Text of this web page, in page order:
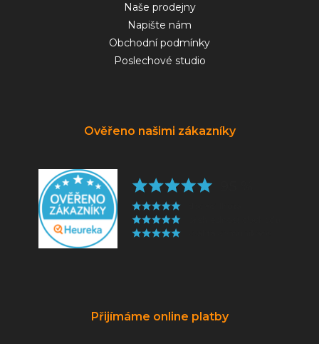
Naše prodejny
Napište nám
Obchodní podmínky
Poslechové studio
Ověřeno našimi zákazníky
Přijímáme online platby